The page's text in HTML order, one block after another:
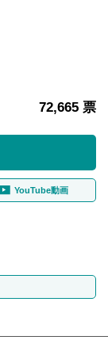
72,665 票
YouTube動画